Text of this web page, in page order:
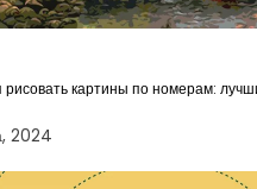
рисовать картины по номерам:
2024